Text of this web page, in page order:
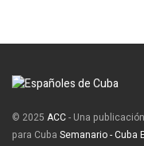
© 2025 ACC- Una
para Cuba Semanario - Cuba